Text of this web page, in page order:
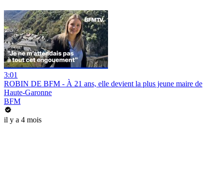
3:01
ROBIN DE BFM - À 21 ans, elle devient la plus jeune maire de
Haute-Garonne
BFM
il y a 4 mois